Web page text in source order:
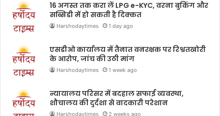
16 अगस्त तक करा लें LPG e-KYC, वरना बुकिंग और
सब्सिडी में हो सकती है दिक्कत
Harshodaytimes 1 day ago
एसडीओ कार्यालय में तैनात वनरक्षक पर रिश्वतखोरी
के आरोप, जांच की उठी मांग
Harshodaytimes 1 week ago
न्यायालय परिसर में बदहाल सफाई व्यवस्था,
शौचालय की दुर्दशा से वादकारी परेशान
Harshodaytimes 2 weeks ago